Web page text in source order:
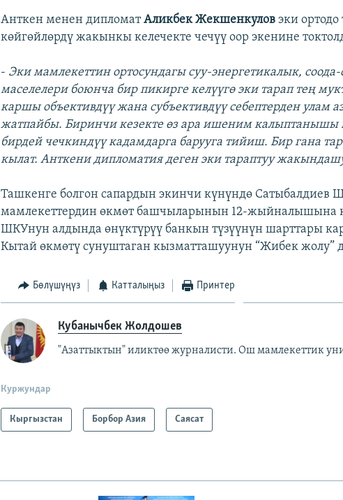
Анткен менен дипломатАликбек Жекшенкулов эки ортодо
көйгөйлөрдү жакынкы келечекте чечүү оор экенине
- Эки мамлекеттин ортосундагы суу-энергетикалык,
маселелери боюнча бир пикирге келүүгө эки тарап тең
каршы объективдүү жана субъективдүү себептерден улам
жатпайбы. Биринчи кезекте өз ара ишеним калыптанышы
бирдей чечкиндүү кадамдарга барууга тийиш. Бир гана
кылат. Анткени дипломатия деген эки тараптуу
Ташкенге болгон сапардын экинчи күнүндө Сатыбалдиев
мамлекеттердин өкмөт башчыларынын 12-жыйналышына
ШКУнун алдында өнүктүрүү банкын түзүүнүн шарттары
Кытай өкмөтү сунуштаган кызматташуунун “Жибек жолу”
Бөлүшүңүз Катталыңыз Принтер
Кубанычбек Жолдошев
"Азаттыктын" иликтөө журналисти. Ош мамлекеттик
Куржундар
Кыргызстан Борбор Азия Саясат